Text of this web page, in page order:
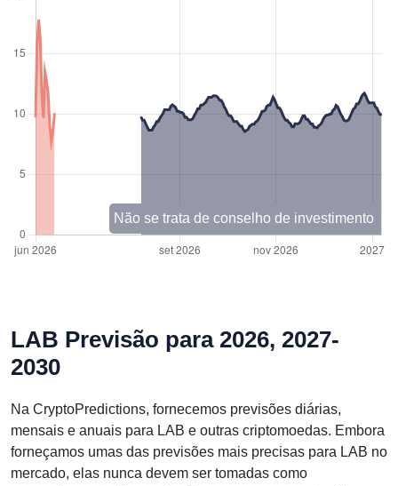
Não se trata de conselho de investimento
LAB Previsão para 2026, 2027-
2030
Na CryptoPredictions, fornecemos previsões diárias,
mensais e anuais para LAB e outras criptomoedas. Embora
forneçamos umas das previsões mais precisas para LAB no
mercado, elas nunca devem ser tomadas como